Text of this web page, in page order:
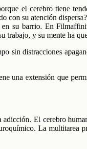
el cerebro tiene
con su atención
su barrio. En
trabajo, y su mente ha
sin distracciones
una extensión que
El cerebro
La multitarea